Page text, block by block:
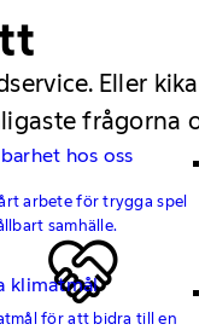
hos oss
arbete för trygga spel
samhälle.
klimatmål
för att bidra till en
Eller kika
frågorna